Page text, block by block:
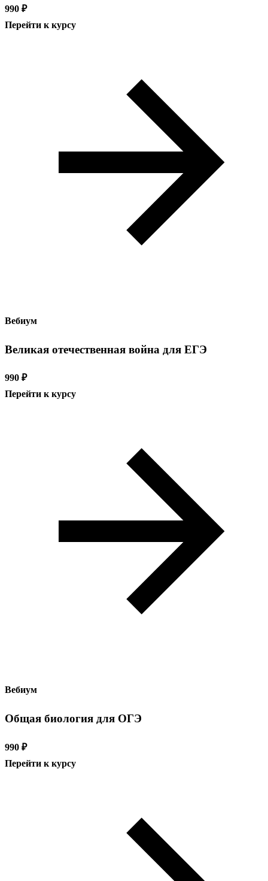
990 ₽
Перейти к курсу
Вебиум
Великая отечественная война для ЕГЭ
990 ₽
Перейти к курсу
Вебиум
Общая биология для ОГЭ
990 ₽
Перейти к курсу